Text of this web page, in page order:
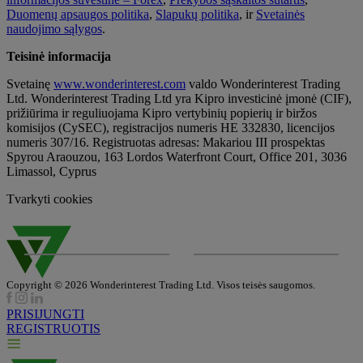
Duomenų apsaugos politika, Slapukų politika, ir Svetainės
naudojimo sąlygos.
Teisinė informacija
Svetainę www.wonderinterest.com valdo Wonderinterest Trading
Ltd. Wonderinterest Trading Ltd yra Kipro investicinė įmonė (CIF),
prižiūrima ir reguliuojama Kipro vertybinių popierių ir biržos
komisijos (CySEC), registracijos numeris HE 332830, licencijos
numeris 307/16. Registruotas adresas: Makariou III prospektas
Spyrou Araouzou, 163 Lordos Waterfront Court, Office 201, 3036
Limassol, Cyprus
Tvarkyti cookies
Copyright © 2026 Wonderinterest Trading Ltd. Visos teisės saugomos.
PRISIJUNGTI
REGISTRUOTIS